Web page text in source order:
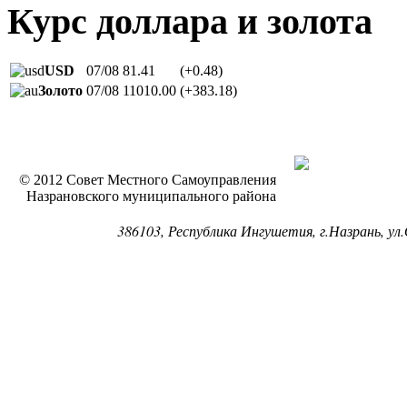
Курс доллара и золота
USD 07/08 81.41
(+0.48)
Золото 07/08 11010.00 (+383.18)
© 2012 Совет Местного Самоуправления
Назрановского муниципального района
386103, Республика Ингушетия, г.Назрань,